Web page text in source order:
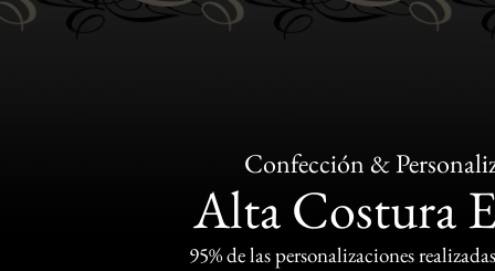
Confección &
Alta Costura
95% de las personalizaciones